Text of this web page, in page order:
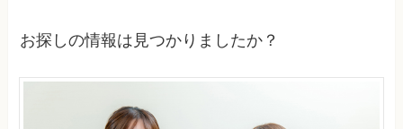
お探しの情報は見つかりましたか？